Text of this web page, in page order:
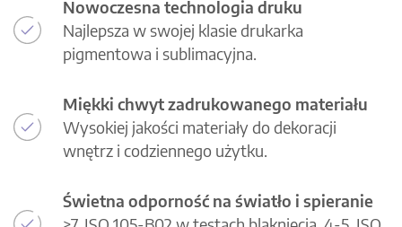
Nowoczesna technologia druku
Najlepsza w swojej klasie drukarka
pigmentowa i sublimacyjna.
Miękki chwyt zadrukowanego materiału
Wysokiej jakości materiały do dekoracji
wnętrz i codziennego użytku.
Świetna odporność na światło i spieranie